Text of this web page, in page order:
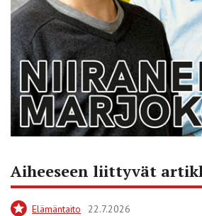
Aiheeseen liittyvät
Elämäntaito 22.7.2026